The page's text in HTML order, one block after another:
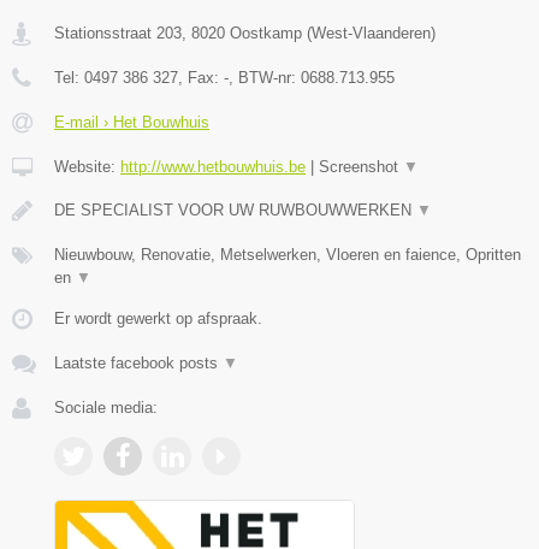
Stationsstraat 203 8020 Oostkamp (West-Vlaanderen)
Tel: 0497 386 327 , Fax: - , BTW-nr: 0688.713.955
E-mail › Het Bouwhuis
Website: http://www.hetbouwhuis.be | Screenshot ▼
DE SPECIALIST VOOR UW RUWBOUWWERKEN ▼
Nieuwbouw, Renovatie, Metselwerken, Vloeren en faience, Opritten
en ▼
Er wordt gewerkt op afspraak.
Laatste facebook posts ▼
Sociale media: